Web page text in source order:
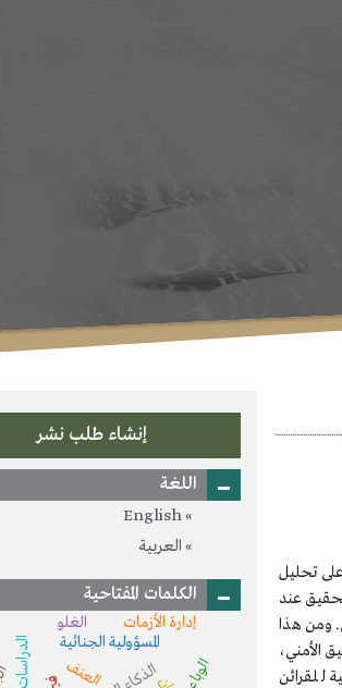
تحليل
عند
ومن هذا
الأمني،
للقرائن
إنشاء طلب نشر
اللغة
English
الكلمات المفتاحية
المسؤولية الجنائية
إدارة الأزمات
العنف الوباء
الغلو